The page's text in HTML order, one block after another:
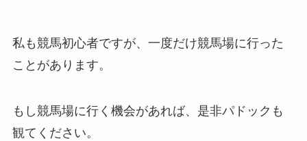
私も競馬初心者ですが、一度だけ競馬場に行った
ことがあります。
もし競馬場に行く機会があれば、是非パドックも
観てください。